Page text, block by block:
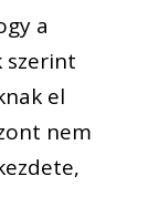
a
szerint
el
nem